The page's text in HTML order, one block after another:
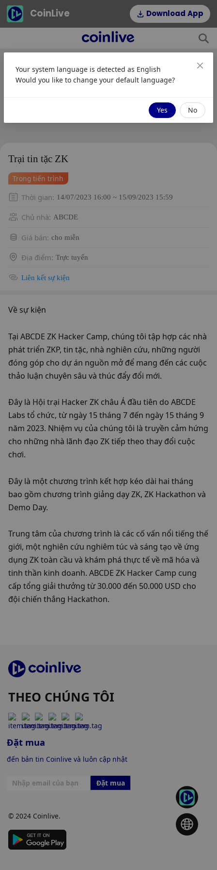
CoinLive Download App
Trại tin tặc ZK
Trong tiến trình
Thời gian: 14/07/2023 16:00 ~ 15/09/2023 15:59
Chủ nhà: ABCDE
Giá bán: cho miễn
Địa điểm: Trực tuyến
Liên kết sự kiện
Về sự kiện
Tại ABCDE ZK Hacker Camp, chúng tôi tập hợp các nhà
phát triển ZKP, tin tặc, nhà nghiên cứu, những người
đóng góp cho dự án nguồn mở để mang đến các cuộc
thảo luận chuyên sâu và thúc đẩy đổi mới.
Đây là Hội trại Hacker ZK châu Á đầu tiên do ABCDE
Labs tổ chức, từ ngày 15 tháng 7 đến ngày 15 tháng 9
năm 2023. Nhiệm vụ của chúng tôi là truyền cảm hứng
cho những nhà lãnh đạo ZK tiếp theo thay đổi cuộc
chơi.
Đây là một chương trình kết hợp kéo dài hai tháng
bao gồm chương trình giảng dạy ZK, ZK Hackathon và
Demo Day.
Trung tâm của chương trình là các cố vấn nổi tiếng thế
giới, một nghiên cứu nghiêm túc và sáng tạo về ứng
dụng ZK toàn cầu và khám phá thực tế về mã hóa và
tinh thần kinh doanh. ABCDE ZK Hacker Camp cung
cấp tổng giải thưởng từ 30.000 đến 50.000 USD cho
đội chiến thắng Hackathon.
THEO CHÚNG TÔI
Đặt mua
đến bản tin Coinlive và luôn cập nhật
Đặt mua
© 2024 Coinlive.
Your system language is detected as English
Would you like to change your default language?
Yes No